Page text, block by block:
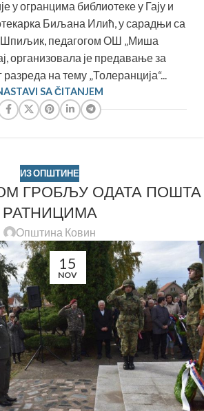
у огранцима библиотеке у Гају и
Биљана Илић, у сарадњи са
педагогом ОШ „Миша
организовала је предавање за
разреда на тему „Толеранција“...
SA ČITANJEM
ИЗ ОПШТИНЕ
ГРОБЉУ ОДАТА ПОШТА
РАТНИЦИМА
Општина Ковин
15
NOV